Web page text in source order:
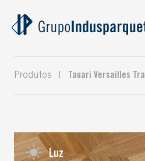
Produtos Tauari Versailles
Luz